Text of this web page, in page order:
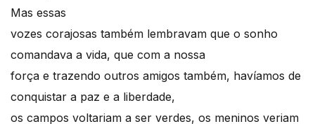
Mas essas
vozes corajosas também lembravam que o sonho
comandava a vida, que com a nossa
força e trazendo outros amigos também, havíamos de
conquistar a paz e a liberdade,
os campos voltariam a ser verdes, os meninos veriam